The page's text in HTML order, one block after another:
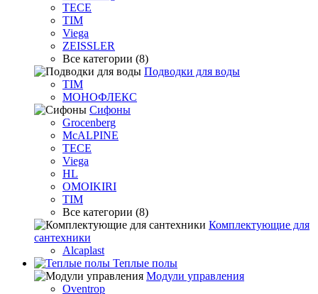
TECE
TIM
Viega
ZEISSLER
Все категории (8)
Подводки для воды
TIM
МОНОФЛЕКС
Сифоны
Grocenberg
McALPINE
TECE
Viega
HL
OMOIKIRI
TIM
Все категории (8)
Комплектующие для
сантехники
Alcaplast
Теплые полы
Модули управления
Oventrop